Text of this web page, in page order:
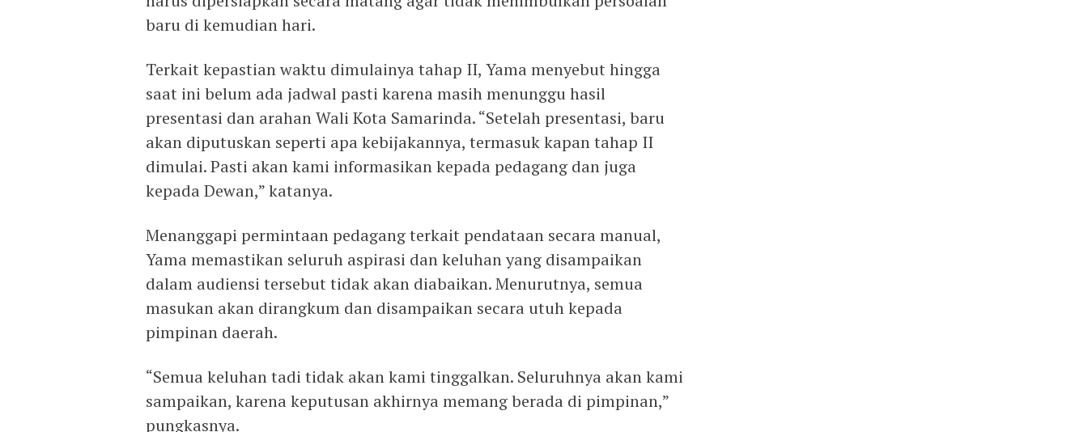
baru di kemudian hari.
Terkait kepastian waktu dimulainya tahap II, Yama menyebut hingga
saat ini belum ada jadwal pasti karena masih menunggu hasil
presentasi dan arahan Wali Kota Samarinda. “Setelah presentasi, baru
akan diputuskan seperti apa kebijakannya, termasuk kapan tahap II
dimulai. Pasti akan kami informasikan kepada pedagang dan juga
kepada Dewan,” katanya.
Menanggapi permintaan pedagang terkait pendataan secara manual,
Yama memastikan seluruh aspirasi dan keluhan yang disampaikan
dalam audiensi tersebut tidak akan diabaikan. Menurutnya, semua
masukan akan dirangkum dan disampaikan secara utuh kepada
pimpinan daerah.
“Semua keluhan tadi tidak akan kami tinggalkan. Seluruhnya akan kami
sampaikan, karena keputusan akhirnya memang berada di pimpinan,”
pungkasnya.